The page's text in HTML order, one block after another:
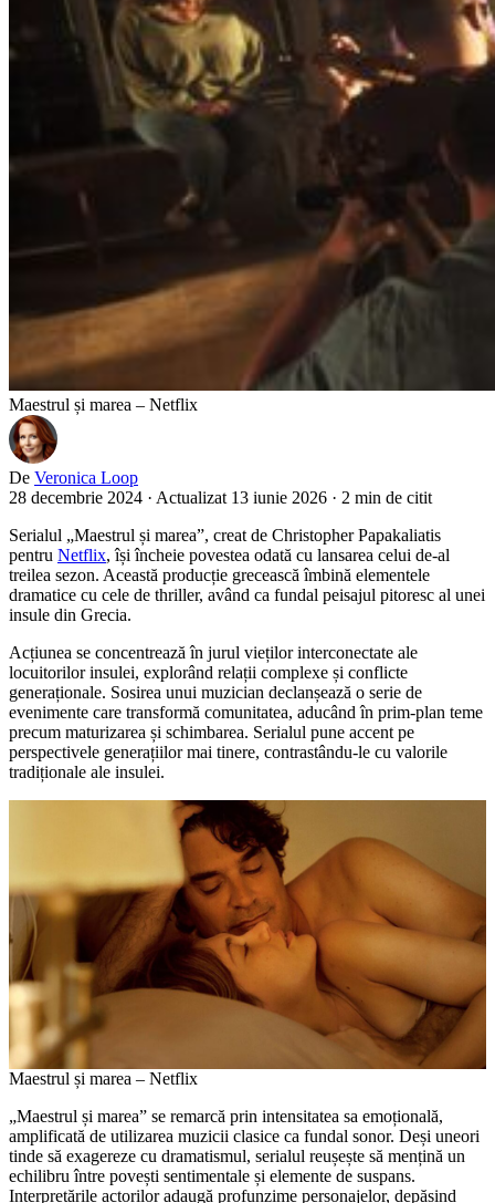
Maestrul și marea – Netflix
De Veronica Loop
28 decembrie 2024 · Actualizat 13 iunie 2026 · 2 min de citit
Serialul „Maestrul și marea”, creat de Christopher Papakaliatis
pentru Netflix, își încheie povestea odată cu lansarea celui de-al
treilea sezon. Această producție grecească îmbină elementele
dramatice cu cele de thriller, având ca fundal peisajul pitoresc al unei
insule din Grecia.
Acțiunea se concentrează în jurul vieților interconectate ale
locuitorilor insulei, explorând relații complexe și conflicte
generaționale. Sosirea unui muzician declanșează o serie de
evenimente care transformă comunitatea, aducând în prim-plan teme
precum maturizarea și schimbarea. Serialul pune accent pe
perspectivele generațiilor mai tinere, contrastându-le cu valorile
tradiționale ale insulei.
Maestrul și marea – Netflix
„Maestrul și marea” se remarcă prin intensitatea sa emoțională,
amplificată de utilizarea muzicii clasice ca fundal sonor. Deși uneori
tinde să exagereze cu dramatismul, serialul reușește să mențină un
echilibru între povești sentimentale și elemente de suspans.
Interpretările actorilor adaugă profunzime personajelor, depășind